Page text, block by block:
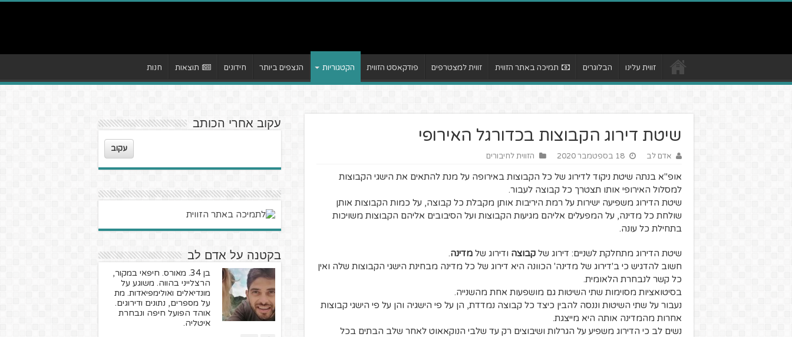
זווית עלינו הבלוגרים תמיכה באתר הזווית זווית למצטרפים פודקאסט הזווית הקטגוריות הנצפים ביותר חידונים תוצאות חנות
שיטת דירוג הקבוצות בכדורגל האירופי
אדם לב 18 בספטמבר 2020 הזווית לחיבורים
אופ"א בנתה שיטת ניקוד לדירוג של כל הקבוצות באירופה על מנת להתאים את הישגי הקבוצות
למסלול האירופי אותו תצטרך כל קבוצה לעבור.
שיטת הדירוג משפיעה ישירות על רמת היריבות אותן מקבלת כל קבוצה, על כמות הקבוצות אותן
שולחת כל מדינה, על המפעלים אליהם מגיעות הקבוצות ועל הסיבובים אליהם הקבוצות משויכות
בתחילת כל עונה.
שיטת הדירוג מתחלקת לשניים: דירוג של קבוצה ודירוג של מדינה.
חשוב להדגיש כי ב'דירוג של מדינה' הכוונה היא דירוג של כל מדינה מבחינת הישגי הקבוצות שלה ואין
כל קשר לנבחרת הלאומית.
בסיטואציות מסוימות שתי השיטות גם מושפעות אחת מהשנייה.
נעבור על שתי השיטות וננסה להבין כיצד כל קבוצה נמדדת, הן על פי הישגיה והן על פי הישגי קבוצות
אחרות מהמדינה אותה היא מייצגת.
נשים לב כי הדירוג משפיע על הגרלות ושיבוצים רק עד שלבי הנוקאאוט לאחר שלב הבתים בכל
עקוב אחרי הכותב
עקוב
בקטנה על אדם לב
בן 34. מאורס. חיפאי במקור,
הרצלייני בהווה. משוגע על
מונדיאלים ואולימפיאדות. מת
על מספרים, נתונים ודירוגים.
אוהד הפועל חיפה ונבחרת
איטליה.